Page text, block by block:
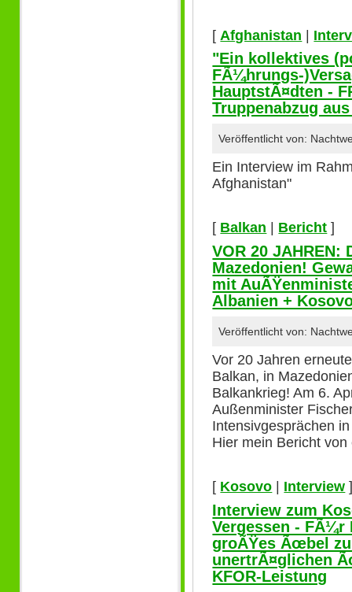
[ Afghanistan |
"Ein kollektives
FÃ¼hrungs-
HauptstÃ¤dten -
Truppenabzug
Veröffentlicht von:
Ein Interview im
Afghanistan"
[ Balkan Bericht ]
VOR 20
Mazedonien!
mit
Albanien +
Veröffentlicht von:
Vor 20 Jahren
Balkan, in
Balkankrieg! Am 6.
Außenminister
Intensivgesprächen
Hier mein Bericht
[ Kosovo Interview
Interview zum
Vergessen - FÃ¼r
groÃŸes Ãœbel
unertrÃ¤glichen
KFOR-Leistung